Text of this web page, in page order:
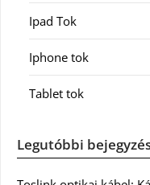
Ipad Tok
Iphone tok
Tablet tok
Legutóbbi